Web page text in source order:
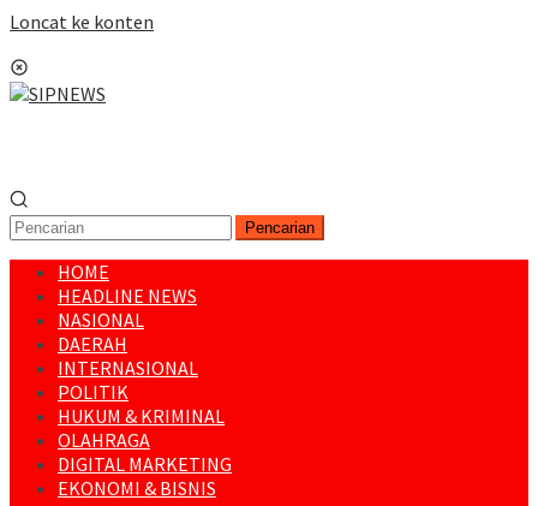
Loncat ke konten
Pencarian
HOME
HEADLINE NEWS
NASIONAL
DAERAH
INTERNASIONAL
POLITIK
HUKUM & KRIMINAL
OLAHRAGA
DIGITAL MARKETING
EKONOMI & BISNIS